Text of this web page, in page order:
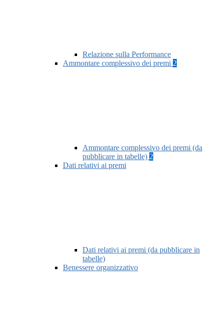
Relazione sulla Performance
Ammontare complessivo dei premi 2
Ammontare complessivo dei premi (da
pubblicare in tabelle) 2
Dati relativi ai premi
Dati relativi ai premi (da pubblicare in
tabelle)
Benessere organizzativo